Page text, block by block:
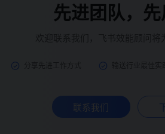
先进团队，
联系我们